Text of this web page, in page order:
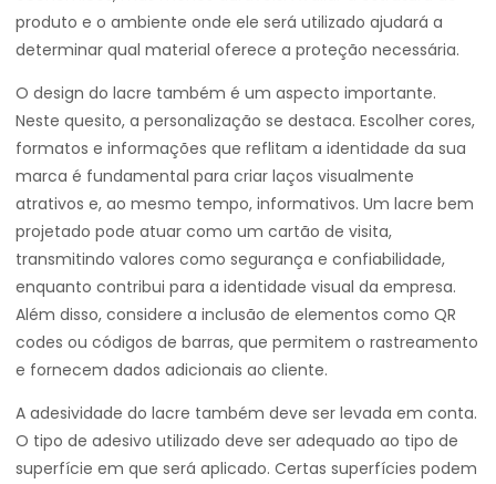
produto e o ambiente onde ele será utilizado ajudará a
determinar qual material oferece a proteção necessária.
O design do lacre também é um aspecto importante.
Neste quesito, a personalização se destaca. Escolher cores,
formatos e informações que reflitam a identidade da sua
marca é fundamental para criar laços visualmente
atrativos e, ao mesmo tempo, informativos. Um lacre bem
projetado pode atuar como um cartão de visita,
transmitindo valores como segurança e confiabilidade,
enquanto contribui para a identidade visual da empresa.
Além disso, considere a inclusão de elementos como QR
codes ou códigos de barras, que permitem o rastreamento
e fornecem dados adicionais ao cliente.
A adesividade do lacre também deve ser levada em conta.
O tipo de adesivo utilizado deve ser adequado ao tipo de
superfície em que será aplicado. Certas superfícies podem